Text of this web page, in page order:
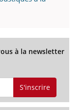
à la newsletter
S'inscrire